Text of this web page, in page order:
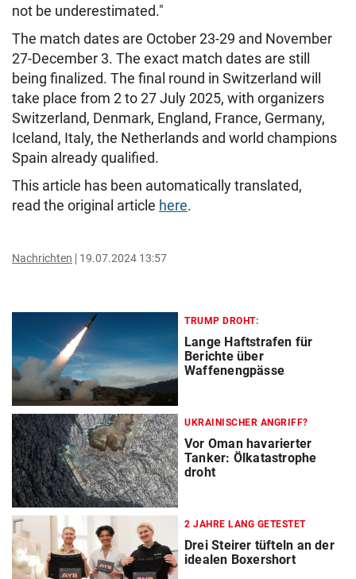
not be underestimated."
The match dates are October 23-29 and November
27-December 3. The exact match dates are still
being finalized. The final round in Switzerland will
take place from 2 to 27 July 2025, with organizers
Switzerland, Denmark, England, France, Germany,
Iceland, Italy, the Netherlands and world champions
Spain already qualified.
This article has been automatically translated,
read the original article here.
Nachrichten 19.07.2024 13:57
TRUMP DROHT:
Lange Haftstrafen für
Berichte über
Waffenengpässe
UKRAINISCHER ANGRIFF?
Vor Oman havarierter
Tanker: Ölkatastrophe
droht
2 JAHRE LANG GETESTET
Drei Steirer tüfteln an der
idealen Boxershort